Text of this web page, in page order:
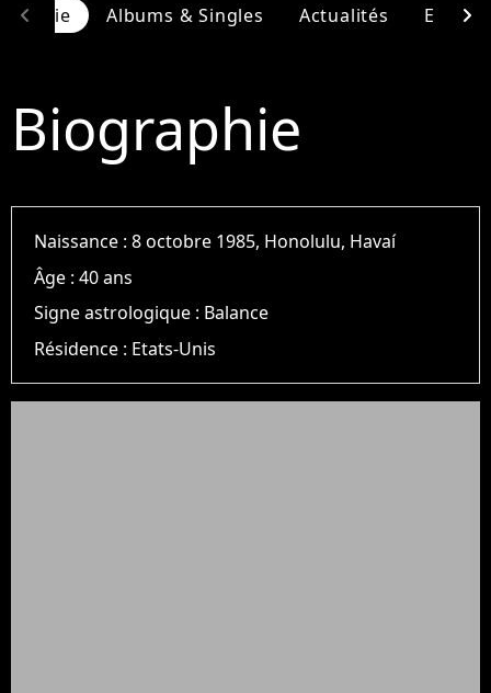
Albums & Singles Actualités
chevron_left chevron_right
Biographie
Naissance :8 octobre 1985, Honolulu, Havaí
Âge :40 ans
Signe astrologique : Balance
Résidence : Etats-Unis